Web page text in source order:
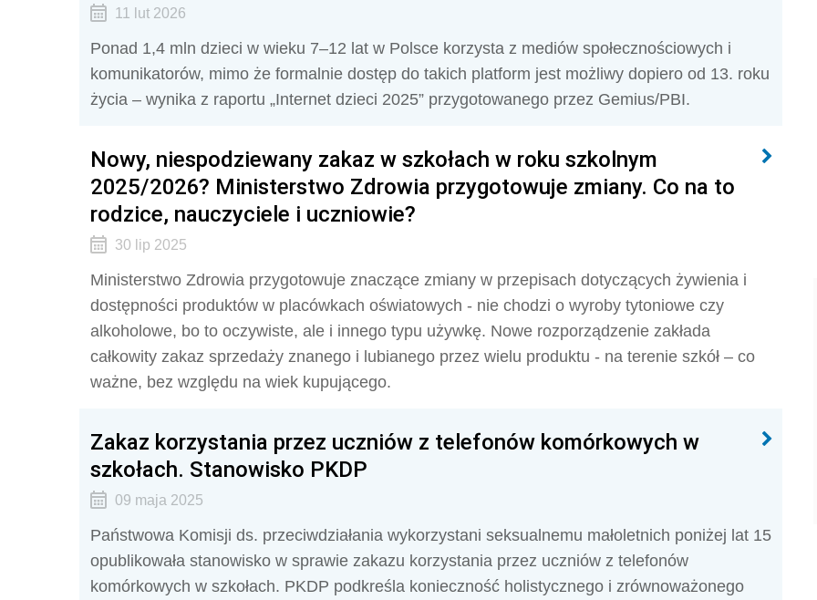
11 lut 2026
Ponad 1,4 mln dzieci w wieku 7–12 lat w Polsce korzysta z mediów społecznościowych i
komunikatorów, mimo że formalnie dostęp do takich platform jest możliwy dopiero od 13. roku
życia – wynika z raportu „Internet dzieci 2025” przygotowanego przez Gemius/PBI.
Nowy, niespodziewany zakaz w szkołach w roku szkolnym
2025/2026? Ministerstwo Zdrowia przygotowuje zmiany. Co na to
rodzice, nauczyciele i uczniowie?
30 lip 2025
Ministerstwo Zdrowia przygotowuje znaczące zmiany w przepisach dotyczących żywienia i
dostępności produktów w placówkach oświatowych - nie chodzi o wyroby tytoniowe czy
alkoholowe, bo to oczywiste, ale i innego typu używkę. Nowe rozporządzenie zakłada
całkowity zakaz sprzedaży znanego i lubianego przez wielu produktu - na terenie szkół – co
ważne, bez względu na wiek kupującego.
Zakaz korzystania przez uczniów z telefonów komórkowych w
szkołach. Stanowisko PKDP
09 maja 2025
Państwowa Komisji ds. przeciwdziałania wykorzystani seksualnemu małoletnich poniżej lat 15
opublikowała stanowisko w sprawie zakazu korzystania przez uczniów z telefonów
komórkowych w szkołach. PKDP podkreśla konieczność holistycznego i zrównoważonego